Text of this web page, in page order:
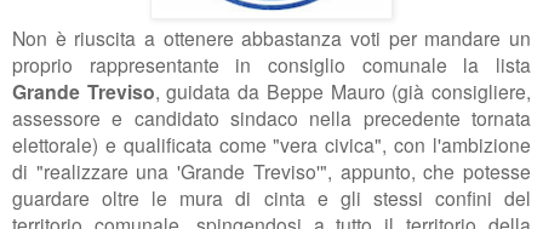
Non è riuscita a ottenere abbastanza voti per mandare un
proprio rappresentante in consiglio comunale la lista
Grande Treviso, guidata da Beppe Mauro (già consigliere,
assessore e candidato sindaco nella precedente tornata
elettorale) e qualificata come "vera civica", con l'ambizione
di "realizzare una 'Grande Treviso'", appunto, che potesse
guardare oltre le mura di cinta e gli stessi confini del